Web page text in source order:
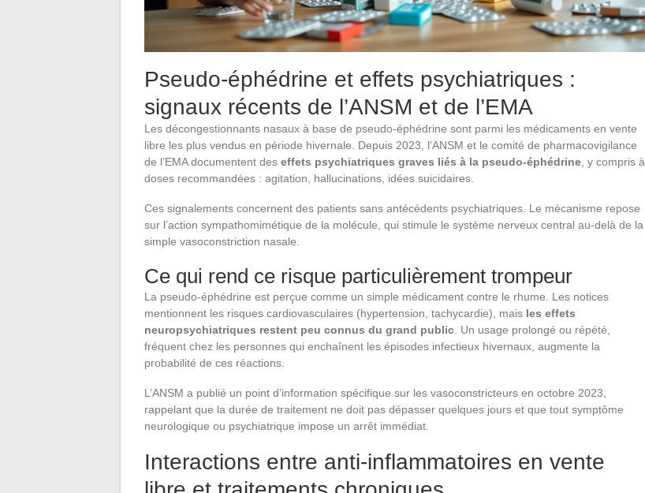
Pseudo-éphédrine et effets psychiatriques :
signaux récents de l’ANSM et de l’EMA
Les décongestionnants nasaux à base de pseudo-éphédrine sont parmi les médicaments en vente
libre les plus vendus en période hivernale. Depuis 2023, l’ANSM et le comité de pharmacovigilance
de l’EMA documentent des effets psychiatriques graves liés à la pseudo-éphédrine , y compris à
doses recommandées : agitation, hallucinations, idées suicidaires.
Ces signalements concernent des patients sans antécédents psychiatriques. Le mécanisme repose
sur l’action sympathomimétique de la molécule, qui stimule le système nerveux central au-delà de la
simple vasoconstriction nasale.
Ce qui rend ce risque particulièrement trompeur
La pseudo-éphédrine est perçue comme un simple médicament contre le rhume. Les notices
mentionnent les risques cardiovasculaires (hypertension, tachycardie), mais les effets
neuropsychiatriques restent peu connus du grand public . Un usage prolongé ou répété,
fréquent chez les personnes qui enchaînent les épisodes infectieux hivernaux, augmente la
probabilité de ces réactions.
L’ANSM a publié un point d’information spécifique sur les vasoconstricteurs en octobre 2023,
rappelant que la durée de traitement ne doit pas dépasser quelques jours et que tout symptôme
neurologique ou psychiatrique impose un arrêt immédiat.
Interactions entre anti-inflammatoires en vente